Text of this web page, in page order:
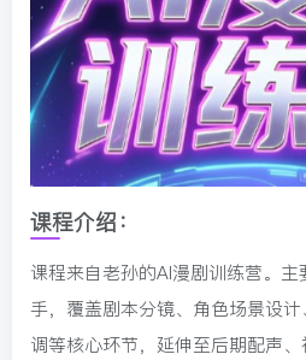
课程介绍：
课程来自老孙的AI漫剧训练营。
手，覆盖剧本分镜、角色场景设
调等核心环节，延伸至后期配声